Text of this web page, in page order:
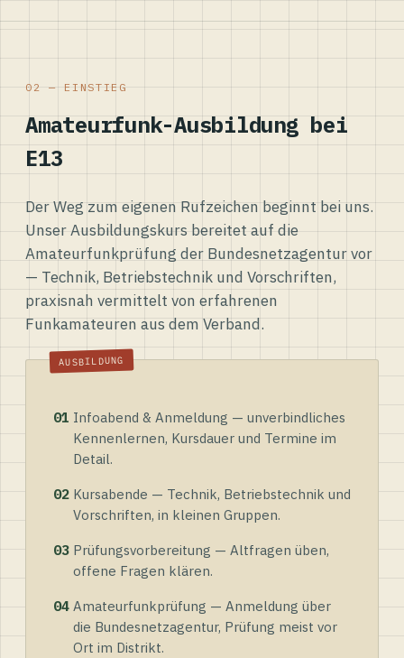
02 — EINSTIEG
Amateurfunk-Ausbildung bei
E13
Der Weg zum eigenen Rufzeichen beginnt bei uns.
Unser Ausbildungskurs bereitet auf die
Amateurfunkprüfung der Bundesnetzagentur vor
— Technik, Betriebstechnik und Vorschriften,
praxisnah vermittelt von erfahrenen
Funkamateuren aus dem Verband.
01 Infoabend & Anmeldung — unverbindliches
Kennenlernen, Kursdauer und Termine im
Detail.
02 Kursabende — Technik, Betriebstechnik und
Vorschriften, in kleinen Gruppen.
03 Prüfungsvorbereitung — Altfragen üben,
offene Fragen klären.
04 Amateurfunkprüfung — Anmeldung über
die Bundesnetzagentur, Prüfung meist vor
Ort im Distrikt.